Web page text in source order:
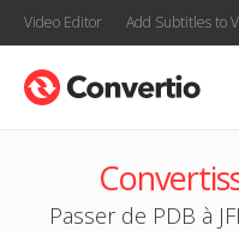
Video Editor Add Subtitles to
Passer de PDB à